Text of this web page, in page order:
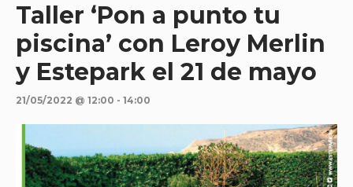
Taller ‘Pon a punto tu
piscina’ con Leroy Merlin
y Estepark el 21 de mayo
21/05/2022 @ 12:00 - 14:00